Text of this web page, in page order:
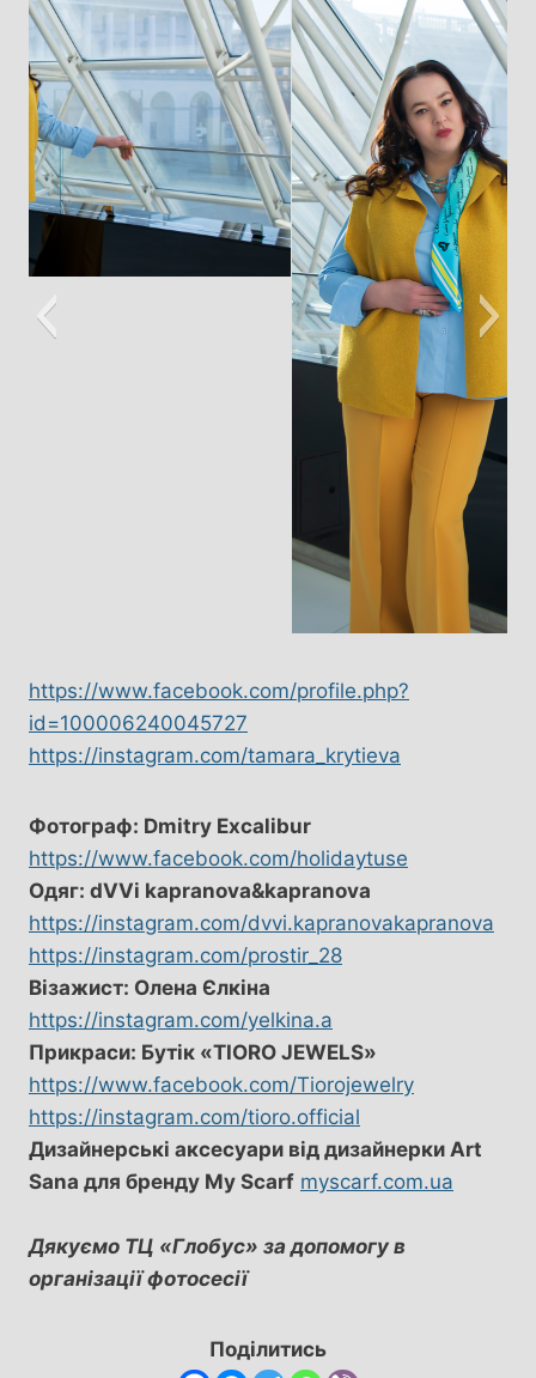
https://www.facebook.com/profile.php?
id=100006240045727
https://instagram.com/tamara_krytieva
Фотограф: Dmitry Excalibur
https://www.facebook.com/holidaytuse
Одяг: dVVi kapranova&kapranova
https://instagram.com/dvvi.kapranovakapranova
https://instagram.com/prostir_28
Візажист: Олена Єлкіна
https://instagram.com/yelkina.a
Прикраси: Бутік «TIORO JEWELS»
https://www.facebook.com/Tiorojewelry
https://instagram.com/tioro.official
Дизайнерські аксесуари від дизайнерки Art
Sana для бренду My Scarf myscarf.com.ua
Дякуємо ТЦ «Глобус» за допомогу в
організації фотосесії
Поділитись